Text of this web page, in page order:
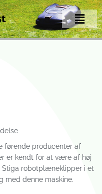
Menu
førende producenter af
er kendt for at være af høj
Stiga robotplæneklipper i et
med denne maskine.